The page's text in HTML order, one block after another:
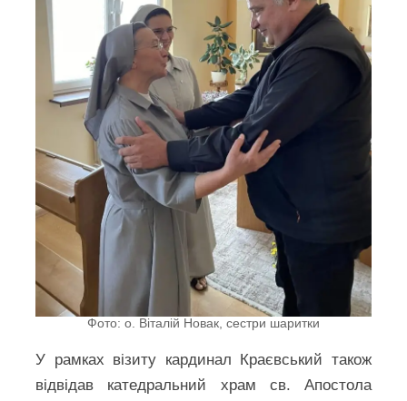
Фото: о. Віталій Новак, сестри шаритки
У рамках візиту кардинал Краєвський також
відвідав катедральний храм св. Апостола